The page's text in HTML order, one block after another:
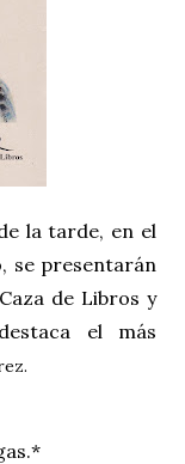
la tarde, en el
se presentarán
de Libros y
el más